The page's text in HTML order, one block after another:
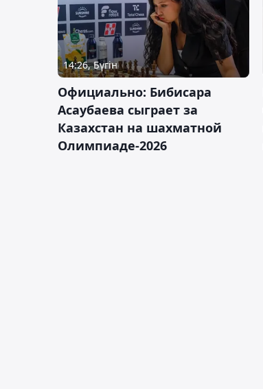
14:26, Бүгін
Официально: Бибисара
Асаубаева сыграет за
Казахстан на шахматной
Олимпиаде-2026